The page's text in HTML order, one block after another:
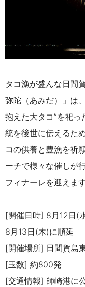
タコ漁が盛んな日間
弥陀（あみだ）」は
抱えた大タコ”を祀
統を後世に伝えるた
コの供養と豊漁を祈
ーチで様々な催しが
フィナーレを迎えます
[開催日時] 8月12日(
8月13日(木)に順延
[開催場所] 日間賀島
[玉数] 約800発
[交通情報] 師崎港に